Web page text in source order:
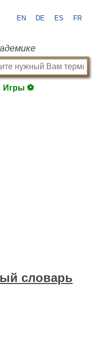
EN DE ES FR
Игры ⚽
словарь